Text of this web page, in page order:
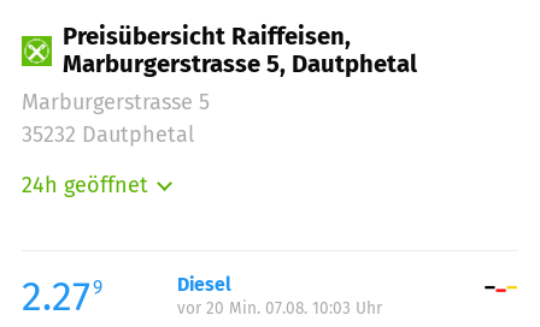
Preisübersicht Raiffeisen,
Marburgerstrasse 5, Dautphetal
Marburgerstrasse 5
35232 Dautphetal
24h geöffnet
Mittwoch:
00:00-24:00
Donnerstag:
2.279 Diesel
vor 20 Min. 07.08. 10:03 Uhr